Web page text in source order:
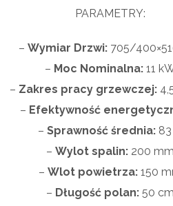
PARAMETRY:
– Wymiar Drzwi:705/
– Moc Nominalna: 11
– Zakres pracy grzewczej:
– Efektywność
– Sprawność średnia: 83
– Wylot spalin: 200 mm
– Wlot powietrza: 150
– Długość polan: 50 cm